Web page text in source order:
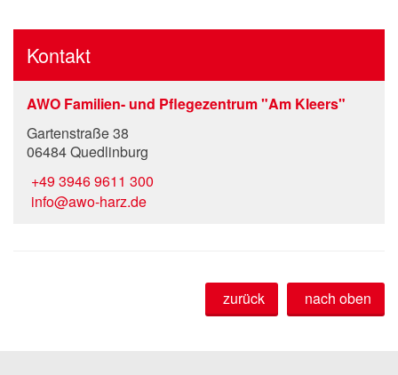
Kontakt
AWO Familien- und Pflegezentrum "Am Kleers"
Gartenstraße 38
06484 Quedlinburg
+49 3946 9611 300
info@awo-harz.de
nach oben
zurück